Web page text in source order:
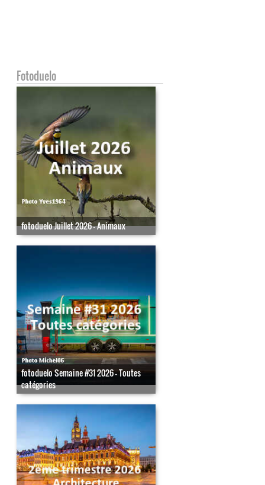
Fotoduelo
fotoduelo Juillet 2026 - Animaux
fotoduelo Semaine #31 2026 - Toutes
catégories